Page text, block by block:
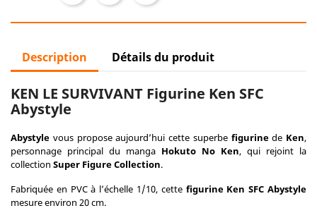
Description Détails du produit
KEN LE SURVIVANT Figurine Ken SFC
Abystyle
Abystyle vous propose aujourd’hui cette superbe figurinede Ken,
personnage principal du manga Hokuto No Ken, qui rejoint la
collection Super Figure Collection.
Fabriquée en PVC à l’échelle 1/10, cette figurine Ken SFC Abystyle
mesure environ 20 cm.